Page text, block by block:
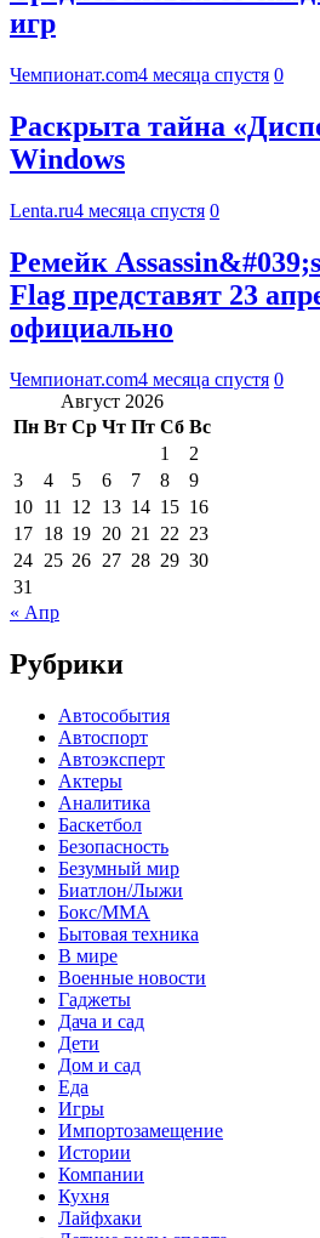
игр
Чемпионат.com4 месяца спустя 0
Раскрыта тайна
Windows
Lenta.ru4 месяца спустя 0
Ремейк
Flag представят 23
официально
Чемпионат.com4 месяца спустя 0
Август 2026
Пн Вт Ср Чт Пт Сб Вс
1
2
3
4 5 6 7 8
9
10 11 12 13 14 15 16
17 18 19 20 21 22 23
24 25 26 27 28 29 30
31
« Апр
Рубрики
Автособытия
Автоспорт
Автоэксперт
Актеры
Аналитика
Баскетбол
Безопасность
Безумный мир
Биатлон/Лыжи
Бокс/MMA
Бытовая техника
В мире
Военные новости
Гаджеты
Дача и сад
Дети
Дом и сад
Еда
Игры
Импортозамещение
Истории
Компании
Кухня
Лайфхаки